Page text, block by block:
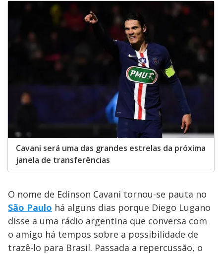
Cavani será uma das grandes estrelas da próxima
janela de transferências
O nome de Edinson Cavani tornou-se pauta no
São Paulo há alguns dias porque Diego Lugano
disse a uma rádio argentina que conversa com
o amigo há tempos sobre a possibilidade de
trazê-lo para Brasil. Passada a repercussão, o